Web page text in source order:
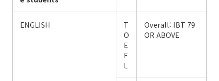
ENGLISH
T
O
E
F
L
Overall: IBT 79
OR ABOVE